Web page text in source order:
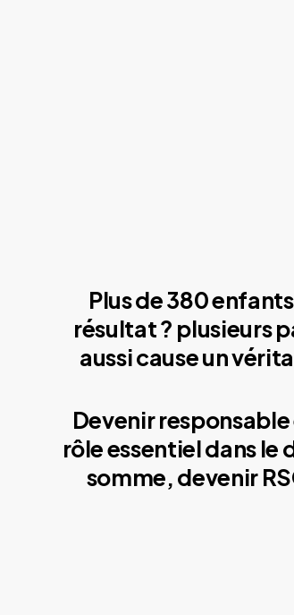
Plus de 380
résultat ? plusieurs
aussi cause un
Devenir
rôle essentiel dans
somme, devenir